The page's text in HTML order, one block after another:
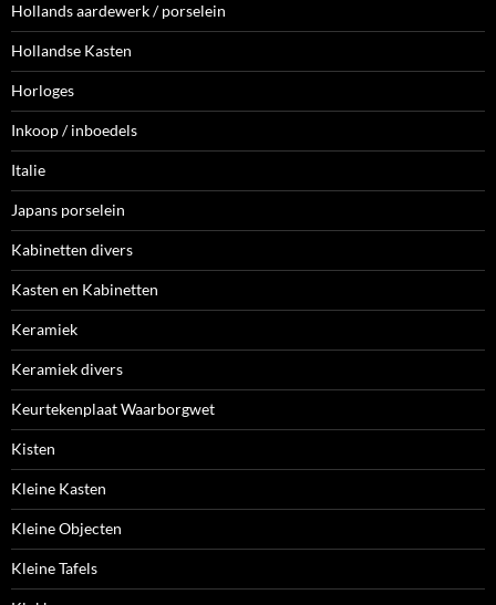
Hollands aardewerk / porselein
Hollandse Kasten
Horloges
Inkoop / inboedels
Italie
Japans porselein
Kabinetten divers
Kasten en Kabinetten
Keramiek
Keramiek divers
Keurtekenplaat Waarborgwet
Kisten
Kleine Kasten
Kleine Objecten
Kleine Tafels